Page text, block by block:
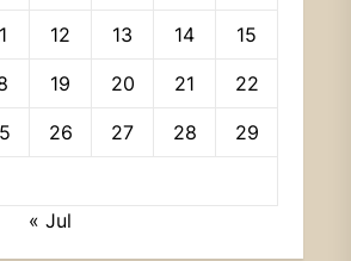
12 13 14 15
19 20 21 22
26 27 28 29
« Jul